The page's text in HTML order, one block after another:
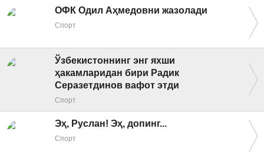
ОФК Одил Аҳмедовни жазолади
Спорт
Ўзбекистоннинг энг яхши
ҳакамларидан бири Радик
Серазетдинов вафот этди
Спорт
Эҳ, Руслан! Эҳ, допинг...
Спорт